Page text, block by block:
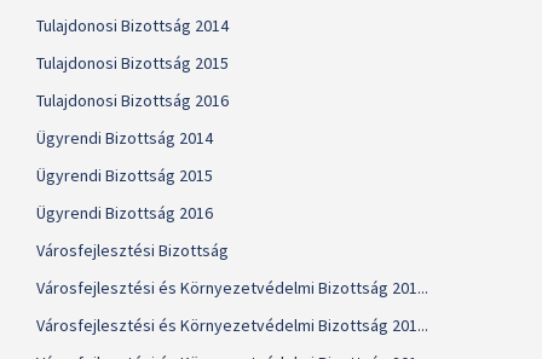
Tulajdonosi Bizottság 2014
Tulajdonosi Bizottság 2015
Tulajdonosi Bizottság 2016
Ügyrendi Bizottság 2014
Ügyrendi Bizottság 2015
Ügyrendi Bizottság 2016
Városfejlesztési Bizottság
Városfejlesztési és Környezetvédelmi Bizottság 201...
Városfejlesztési és Környezetvédelmi Bizottság 201...